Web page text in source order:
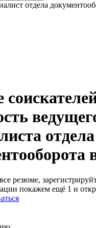
отдела
отдела
резюме,
покажем ещё 1 и